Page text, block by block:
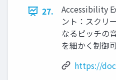
27.
Accessibility
ント：スクリ
なるピッチの
を細かく制御
https://